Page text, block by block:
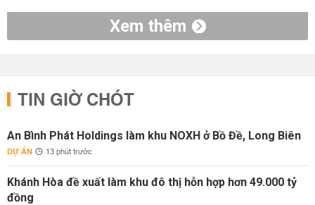
Xem thêm
TIN GIỜ CHÓT
An Bình Phát Holdings làm khu NOXH ở Bồ Đề, Long Biên
DỰ ÁN 13 phút trước
Khánh Hòa đề xuất làm khu đô thị hỗn hợp hơn 49.000 tỷ
đồng